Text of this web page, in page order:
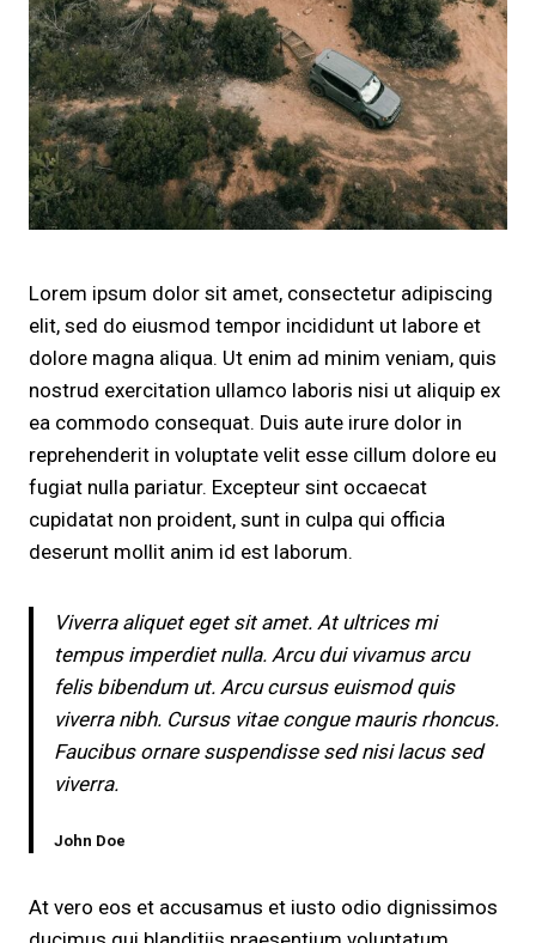
Lorem ipsum dolor sit amet, consectetur adipiscing
elit, sed do eiusmod tempor incididunt ut labore et
dolore magna aliqua. Ut enim ad minim veniam, quis
nostrud exercitation ullamco laboris nisi ut aliquip ex
ea commodo consequat. Duis aute irure dolor in
reprehenderit in voluptate velit esse cillum dolore eu
fugiat nulla pariatur. Excepteur sint occaecat
cupidatat non proident, sunt in culpa qui officia
deserunt mollit anim id est laborum.
Viverra aliquet eget sit amet. At ultrices mi
tempus imperdiet nulla. Arcu dui vivamus arcu
felis bibendum ut. Arcu cursus euismod quis
viverra nibh. Cursus vitae congue mauris rhoncus.
Faucibus ornare suspendisse sed nisi lacus sed
viverra.
John Doe
At vero eos et accusamus et iusto odio dignissimos